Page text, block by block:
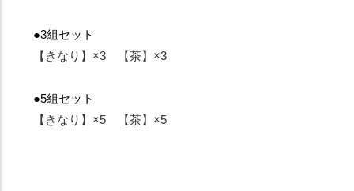
●3組セット
【きなり】×3
【茶】×3
●5組セット
【きなり】×5
【茶】×5